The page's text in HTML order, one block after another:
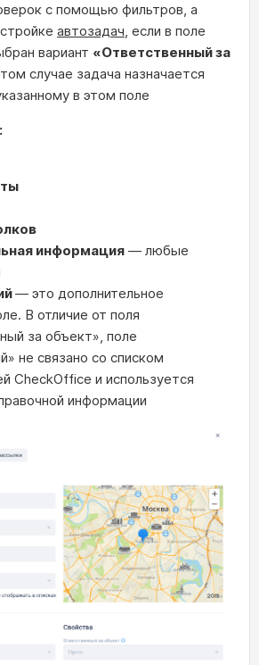
с помощью фильтров, а
автозадач, если в поле
вариант «Ответственный за
случае задача назначается
в этом поле
информация — любые
— это дополнительное
В отличие от поля
за объект», поле
не связано со списком
CheckOffice и используется
информации